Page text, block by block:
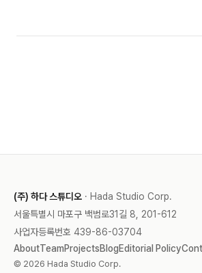
(주) 하다 스튜디오 · Hada Studio Corp.
서울특별시 마포구 백범로31길 8, 201-612
사업자등록번호 439-86-03704
AboutTeamProjectsBlogEditorial Policy
© 2026 Hada Studio Corp.